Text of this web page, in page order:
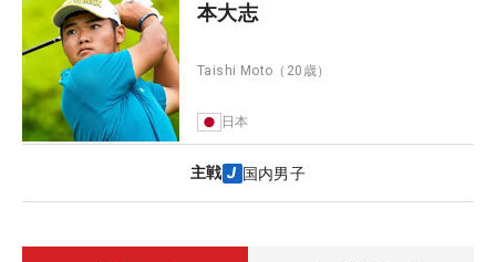
本大志
Taishi Moto （20歳）
日本
主戦 国内男子